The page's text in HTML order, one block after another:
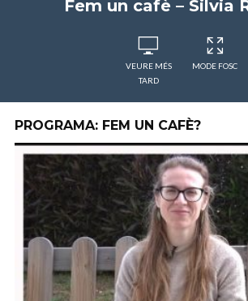
Fem un cafè – Silvia
VEURE MÉS
TARD
MODE FOSC
PROGRAMA: FEM UN CAFÈ?